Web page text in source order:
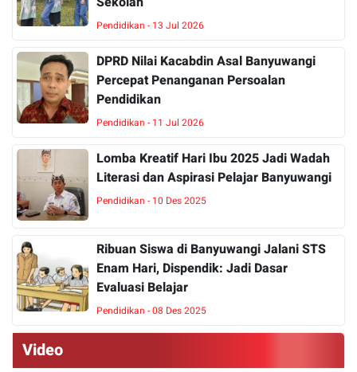
Pendidikan - 13 Jul 2026
DPRD Nilai Kacabdin Asal Banyuwangi
Percepat Penanganan Persoalan
Pendidikan
Pendidikan - 11 Jul 2026
Lomba Kreatif Hari Ibu 2025 Jadi Wadah
Literasi dan Aspirasi Pelajar Banyuwangi
Pendidikan - 10 Des 2025
Ribuan Siswa di Banyuwangi Jalani STS
Enam Hari, Dispendik: Jadi Dasar
Evaluasi Belajar
Pendidikan - 08 Des 2025
Video